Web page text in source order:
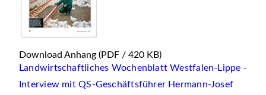
Download Anhang (PDF / 420 KB)
Landwirtschaftliches Wochenblatt Westfalen-Lippe -
Interview mit QS-Geschäftsführer Hermann-Josef